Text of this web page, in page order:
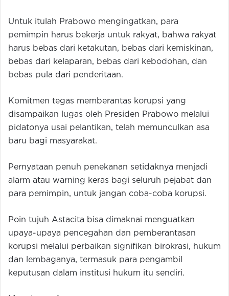
Untuk itulah Prabowo mengingatkan, para
pemimpin harus bekerja untuk rakyat, bahwa rakyat
harus bebas dari ketakutan, bebas dari kemiskinan,
bebas dari kelaparan, bebas dari kebodohan, dan
bebas pula dari penderitaan.
Komitmen tegas memberantas korupsi yang
disampaikan lugas oleh Presiden Prabowo melalui
pidatonya usai pelantikan, telah memunculkan asa
baru bagi masyarakat.
Pernyataan penuh penekanan setidaknya menjadi
alarm atau warning keras bagi seluruh pejabat dan
para pemimpin, untuk jangan coba-coba korupsi.
Poin tujuh Astacita bisa dimaknai menguatkan
upaya-upaya pencegahan dan pemberantasan
korupsi melalui perbaikan signifikan birokrasi, hukum
dan lembaganya, termasuk para pengambil
keputusan dalam institusi hukum itu sendiri.